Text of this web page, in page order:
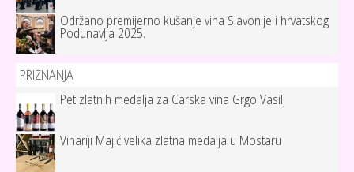
Održano premijerno kušanje vina Slavonije i hrvatskog
Podunavlja 2025.
PRIZNANJA
Pet zlatnih medalja za Carska vina Grgo Vasilj
Vinariji Majić velika zlatna medalja u Mostaru